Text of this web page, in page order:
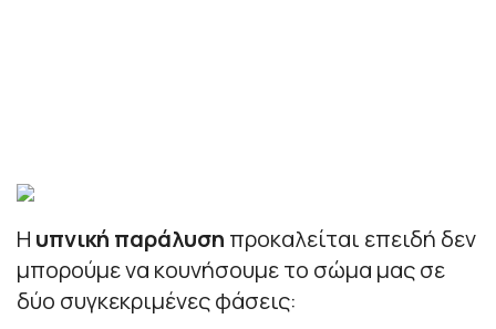
Η υπνική παράλυση προκαλείται επειδή δεν
μπορούμε να κουνήσουμε το σώμα μας σε
δύο συγκεκριμένες φάσεις: